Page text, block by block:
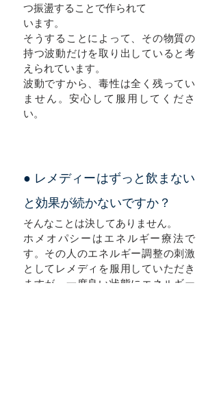
つ振盪することで作られて
います。​
そうすることによって、その物質の
持つ波動だけを取り出していると考
えられています。
波動ですから、毒性は全く残ってい
ません。安心して服用してくださ
い。
● レメディーはずっと飲まない
と効果が続かないですか？
そんなことは決してありません。
ホメオパシーはエネルギー療法で
す。その人のエネルギー調整の刺激
としてレメディを服用していただき
ますが、一度良い状態にエネルギー